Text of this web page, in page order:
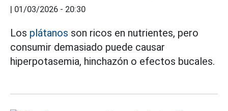
| 01/03/2026 - 20:30
Los plátanos son ricos en nutrientes, pero
consumir demasiado puede causar
hiperpotasemia, hinchazón o efectos bucales.